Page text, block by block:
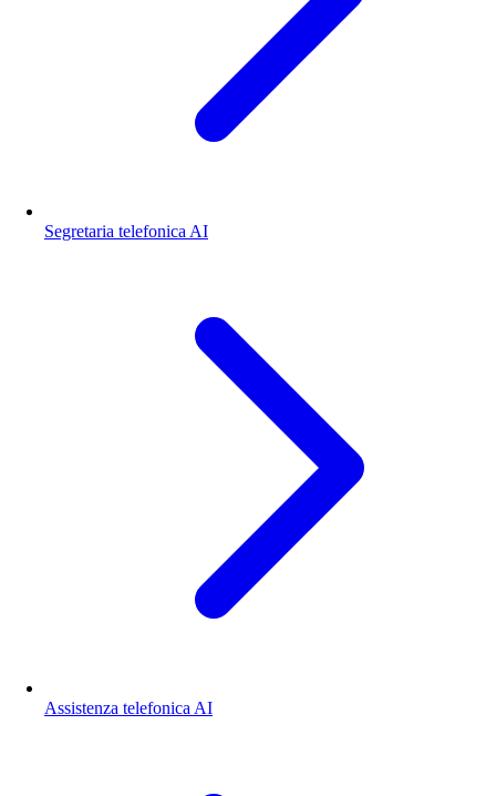
Segretaria telefonica AI
Assistenza telefonica AI